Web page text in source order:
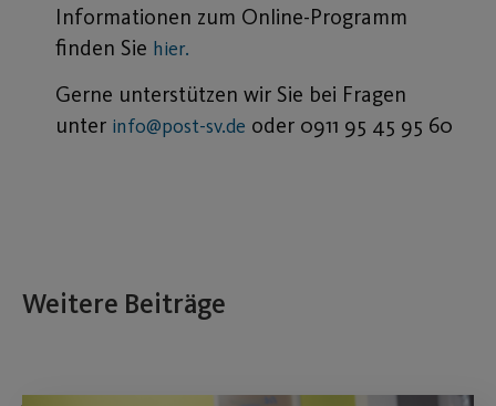
Informationen zum Online-Programm
finden Sie hier.
Gerne unterstützen wir Sie bei Fragen
unter info@post-sv.de oder 0911 95 45 95 60
Weitere Beiträge